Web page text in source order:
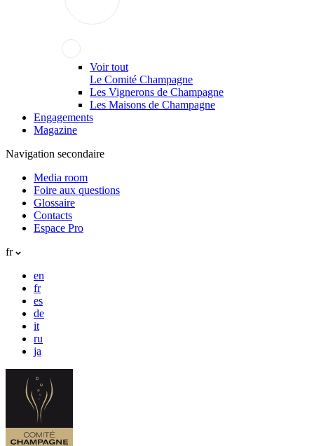
Voir tout
Le Comité Champagne
Les Vignerons de Champagne
Les Maisons de Champagne
Engagements
Magazine
Navigation secondaire
Media room
Foire aux questions
Glossaire
Contacts
Espace Pro
fr
en
fr
es
de
it
ru
ja